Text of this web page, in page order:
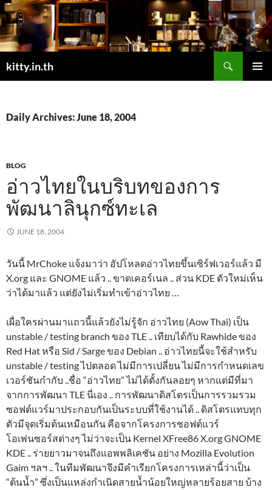
Skip
to
content
kitty.in.th
Daily Archives: June 18, 2004
BLOG
อ่าวไทยในบริบทของการ
พัฒนาลินุกซ์ทะเล
JUNE 18, 2004
วันนี้ MrChoke แจ้งมาว่า อัปโหลดอ่าวไทยขึ้นเซิร์ฟเวอร์แล้ว มี
X.org และ GNOME แล้ว .. ขาดเคอร์เนล .. ส่วน KDE ตัวใหม่เห็น
ว่าได้มาแล้ว แต่ยังไม่เริ่มทำเข้าอ่าวไทย …
เผื่อใครผ่านมาแถวนี้แล้วยังไม่รู้จัก อ่าวไทย (Aow Thai) เป็น
unstable / testing branch ของ TLE .. เทียบได้กับ Rawhide ของ
Red Hat หรือ Sid / Sarge ของ Debian .. อ่าวไทยนี้จะใช้สำหรับ
unstable / testing ไปตลอด ไม่มีการเปลี่ยน ไม่มีการกำหนดเลข
เวอร์ชันกำกับ ..ชื่อ “อ่าวไทย” ไม่ได้ตั้งกันลอยๆ หากแต่มีที่มา
จากการพัฒนา TLE นี่เอง .. การพัฒนาดิสโตรเป็นการรวมรวม
ซอฟต์แวร์มาประกอบกันเป็นระบบที่ใช้งานได้ .. ดิสโตรแทบทุก
ตัวมีจุดเริ่มต้นเหมือนกัน คือจากโครงการซอฟต์แวร์
โอเพ่นซอร์สต่างๆ ไม่ว่าจะเป็น Kernel XFree86 X.org GNOME
KDE .. ร่ายยาวมาจนถึงแอพพลิเคชัน อย่าง Mozilla Evolution
Gaim ฯลฯ .. ในทีมพัฒนาจึงมีคำเรียกโครงการเหล่านี้ว่าเป็น
“ต้นน้ำ” ซึ่งเป็นแหล่งกำเนิดสายน้ำน้อยใหญ่หลายร้อยสาย บ้าง